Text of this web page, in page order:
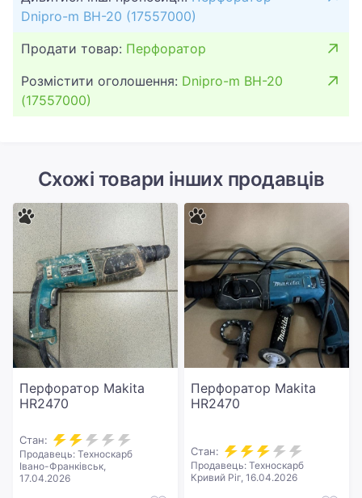
Dnipro-m BH-20 (17557000)
Продати товар: Перфоратор
Розмістити оголошення: Dnipro-m BH-20
(17557000)
Схожі товари інших продавців
Перфоратор Makita
HR2470
Стан:
Продавець: Техноскарб
Івано-Франківськ,
17.04.2026
Перфоратор Makita
HR2470
Стан:
Продавець: Техноскарб
Кривий Ріг, 16.04.2026